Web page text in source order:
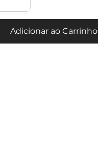
Adicionar ao Carrinho